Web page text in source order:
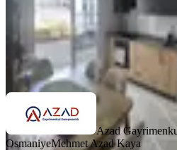
Azad Gayrimenkul OsmaniyeMehmet
Ara
Azad
OsmaniyeMehmet Azad Kaya